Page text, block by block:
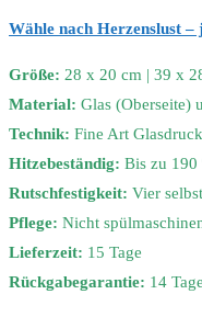
Wähle nach Herzenslust –
Größe: 28 x 20 cm | 39 x
Material: Glas (Oberseite)
Technik: Fine Art Glasdruck
Hitzebeständig: Bis zu 190
Rutschfestigkeit: Vier
Pflege: Nicht
Lieferzeit: 15 Tage
Rückgabegarantie: 14 Tage